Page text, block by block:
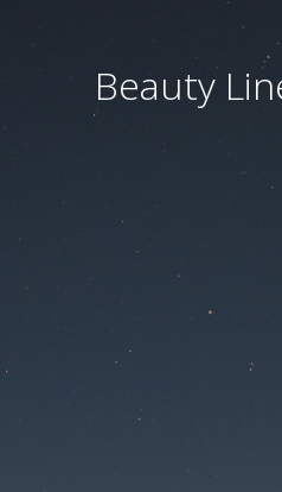
Beauty